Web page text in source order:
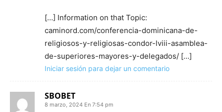
[…] Information on that Topic:
caminord.com/conferencia-dominicana-de-
religiosos-y-religiosas-condor-lviii-asamblea-
de-superiores-mayores-y-delegados/ […]
Iniciar sesión para dejar un comentario
SBOBET
8 marzo, 2024 En 7:54 pm